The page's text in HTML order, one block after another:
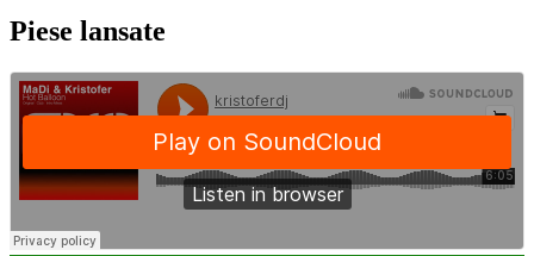
Piese lansate